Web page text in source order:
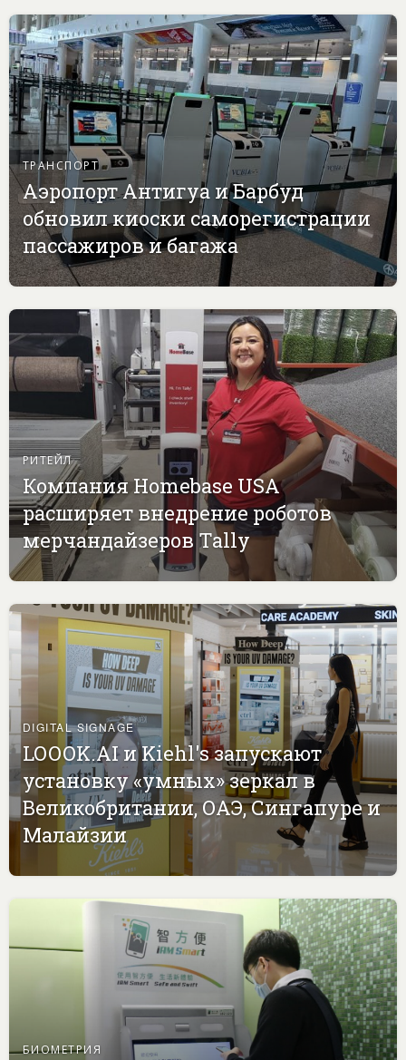
ТРАНСПОРТ
Аэропорт Антигуа и Барбуд
обновил киоски саморегистрации
пассажиров и багажа
РИТЕЙЛ
Компания Homebase USA
расширяет внедрение роботов
мерчандайзеров Tally
DIGITAL SIGNAGE
LOOOK.AI и Kiehl's запускают
установку «умных» зеркал в
Великобритании, ОАЭ, Сингапуре и
Малайзии
БИОМЕТРИЯ